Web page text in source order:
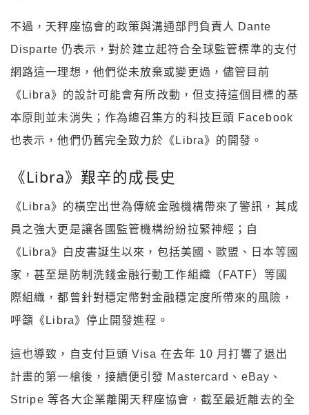
不過，天秤座協會的政策與溝通部門負責人 Dante
Disparte 仍表示，對於建立起符合全球監管標準的支付
網路這一理想，他們從未放棄或變更過，儘管目前
《Libra》的設計可能會有所改動，但支持這個目標的基
本原則並未消失；作為總召集方的科技巨頭 Facebook
也表示，他們仍舊完全致力於《Libra》的開發。
《Libra》艱辛的成長史
《Libra》的橫空出世為傳統金融機構帶來了警訊，其成
員之強大更是讓各國監管機構紛紛拉緊神經；自
《Libra》白皮書誕生以來，包括美國、歐盟、日本等國
家，甚至是防制洗錢金融行動工作組織（FATF）等國
際組織，都曾針對穩定幣對金融穩定度所帶來的風險，
呼籲《Libra》停止開發進程。
這也導致，自支付巨頭 Visa 在去年 10 月打響了退出
計畫的第一槍後，接續便引發 Mastercard、eBay、
Stripe 等各大企業離開天秤座協會，截至最近離去的全